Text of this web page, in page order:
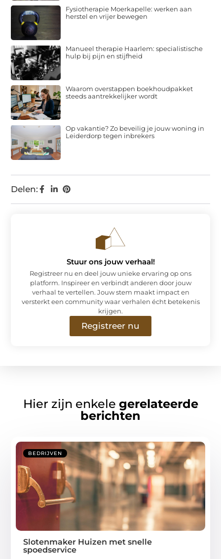
Delen:
Fysiotherapie Moerkapelle: werken aan
herstel en vrijer bewegen
Manueel therapie Haarlem: specialistische
hulp bij pijn en stijfheid
Waarom overstappen boekhoudpakket
steeds aantrekkelijker wordt
Op vakantie? Zo beveilig je jouw woning in
Leiderdorp tegen inbrekers
Stuur ons jouw verhaal!
Registreer nu en deel jouw unieke ervaring op ons
platform. Inspireer en verbindt anderen door jouw
verhaal te vertellen. Jouw stem maakt impact en
versterkt een community waar verhalen écht betekenis
krijgen.
Registreer nu
Hier zijn enkele gerelateerde
berichten
BEDRIJVEN
Slotenmaker Huizen met snelle
spoedservice